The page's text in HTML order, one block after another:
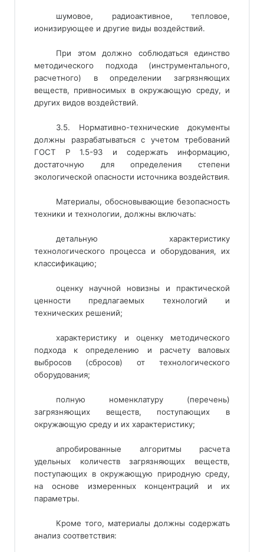
шумовое, радиоактивное, тепловое,
ионизирующее и другие виды воздействий.
При этом должно соблюдаться единство
методического подхода (инструментального,
расчетного) в определении загрязняющих
веществ, привносимых в окружающую среду, и
других видов воздействий.
3.5. Нормативно-технические документы
должны разрабатываться с учетом требований
ГОСТ Р 1.5-93 и содержать информацию,
достаточную для определения степени
экологической опасности источника воздействия.
Материалы, обосновывающие безопасность
техники и технологии, должны включать:
детальную характеристику
технологического процесса и оборудования, их
классификацию;
оценку научной новизны и практической
ценности предлагаемых технологий и
технических решений;
характеристику и оценку методического
подхода к определению и расчету валовых
выбросов (сбросов) от технологического
оборудования;
полную номенклатуру (перечень)
загрязняющих веществ, поступающих в
окружающую среду и их характеристику;
апробированные алгоритмы расчета
удельных количеств загрязняющих веществ,
поступающих в окружающую природную среду,
на основе измеренных концентраций и их
параметры.
Кроме того, материалы должны содержать
анализ соответствия: